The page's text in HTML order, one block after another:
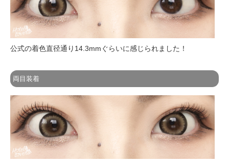
公式の着色直径通り14.3mmぐらいに感じられました！
両目装着